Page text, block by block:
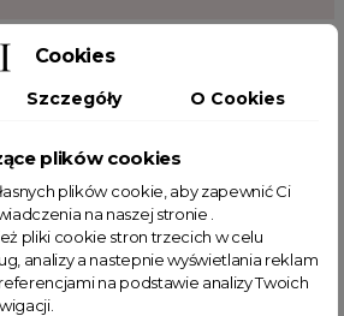
się z sukienki oraz bluzy. Sukienka na
wykonana z prążkowanego,
Bluza posiada dekolt w literkę V
tak jak rękawy oraz dół. Całość
Ten ponadczasowy model, sprawdzi
zależności z jakimi butami go
elegancką, jak i sportową
Cookies
Szczegóły O Cookies
plików cookies
plików cookie, aby zapewnić Ci
na naszej stronie .
pliki cookie stron trzecich w celu
analizy a nastepnie wyświetlania reklam
na podstawie analizy Twoich